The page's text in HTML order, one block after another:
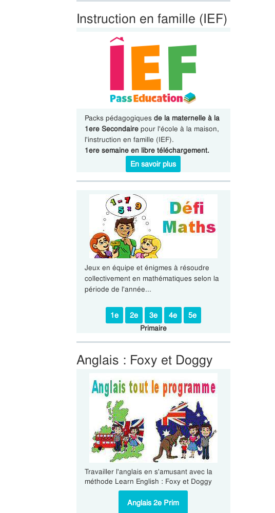
Instruction en famille (IEF)
Packs pédagogiques de la maternelle à la
1ere Secondairepour l'école à la maison,
l'instruction en famille (IEF).
1ere semaine en libre téléchargement.
En savoir plus
Jeux en équipe et énigmes à résoudre
collectivement en mathématiques selon la
période de l'année...
1e 2e 3e 4e
5e
Primaire
Anglais : Foxy et Doggy
Travailler l'anglais en s'amusant avec la
méthode Learn English : Foxy et Doggy
Anglais 2e Prim